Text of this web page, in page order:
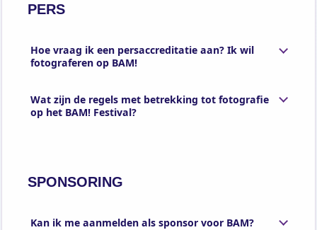
PERS
Hoe vraag ik een persaccreditatie aan? Ik wil
fotograferen op BAM!
Wat zijn de regels met betrekking tot fotografie
op het BAM! Festival?
SPONSORING
Kan ik me aanmelden als sponsor voor BAM?